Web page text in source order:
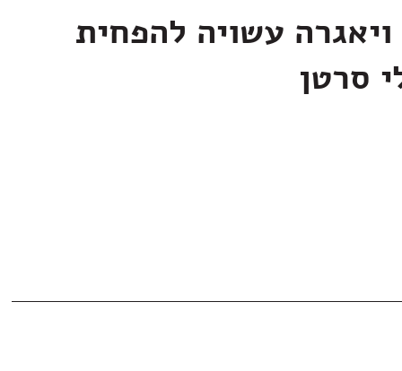
עשויה להפחית
סרטן